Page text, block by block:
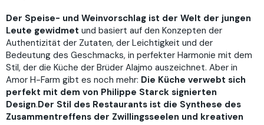
Der Speise- und Weinvorschlag ist der Welt der jungen
Leute gewidmet und basiert auf den Konzepten der
Authentizität der Zutaten, der Leichtigkeit und der
Bedeutung des Geschmacks, in perfekter Harmonie mit dem
Stil, der die Küche der Brüder Alajmo auszeichnet. Aber in
Amor H-Farm gibt es noch mehr: Die Küche verwebt sich
perfekt mit dem von Philippe Starck signierten
Design.Der Stil des Restaurants ist die Synthese des
Zusammentreffens der Zwillingsseelen und kreativen